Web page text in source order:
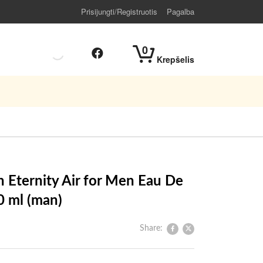
Prisijungti/Registruotis Pagalba
0
Krepšelis
Eternity Air for Men Eau De
ml (man)
Share: